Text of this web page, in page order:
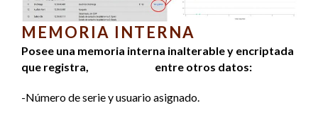
MEMORIA INTERNA
Posee una memoria interna inalterable y encriptada
que registra, entre otros datos:
-Número de serie y usuario asignado.